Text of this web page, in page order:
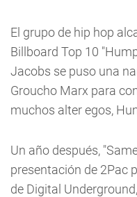
El grupo de hip hop
Billboard Top 10
Jacobs se puso una
Groucho Marx para
muchos alter egos,
Un año después,
presentación de 2Pac
de Digital